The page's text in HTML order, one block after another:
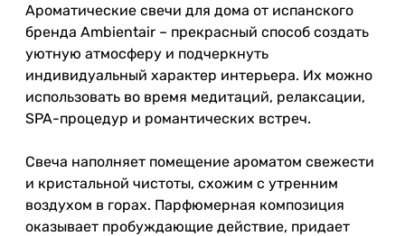
Ароматические свечи для дома от испанского
бренда Ambientair – прекрасный способ создать
уютную атмосферу и подчеркнуть
индивидуальный характер интерьера. Их можно
использовать во время медитаций, релаксации,
SPA-процедур и романтических встреч.
Свеча наполняет помещение ароматом свежести
и кристальной чистоты, схожим с утренним
воздухом в горах. Парфюмерная композиция
оказывает пробуждающие действие, придает